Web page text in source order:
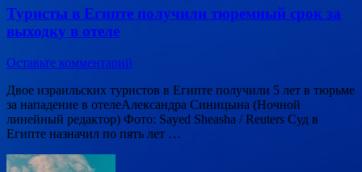
Туристы в Египте получили тюремный срок за
выходку в отеле
Оставьте комментарий
Двое израильских туристов в Египте получили 5 лет в тюрьме
за нападение в отелеАлександра Синицына (Ночной
линейный редактор) Фото: Sayed Sheasha / Reuters Суд в
Египте назначил по пять лет …